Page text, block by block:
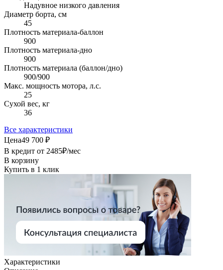
Надувное низкого давления
Диаметр борта, см
45
Плотность материала-баллон
900
Плотность материала-дно
900
Плотность материала (баллон/дно)
900/900
Макс. мощность мотора, л.с.
25
Сухой вес, кг
36
Все характеристики
Цена49 700 ₽
В кредит от 2485₽/мес
В корзину
Купить в 1 клик
Характеристики